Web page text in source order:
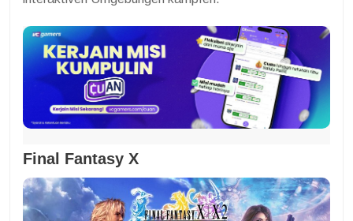
Final Fantasy X